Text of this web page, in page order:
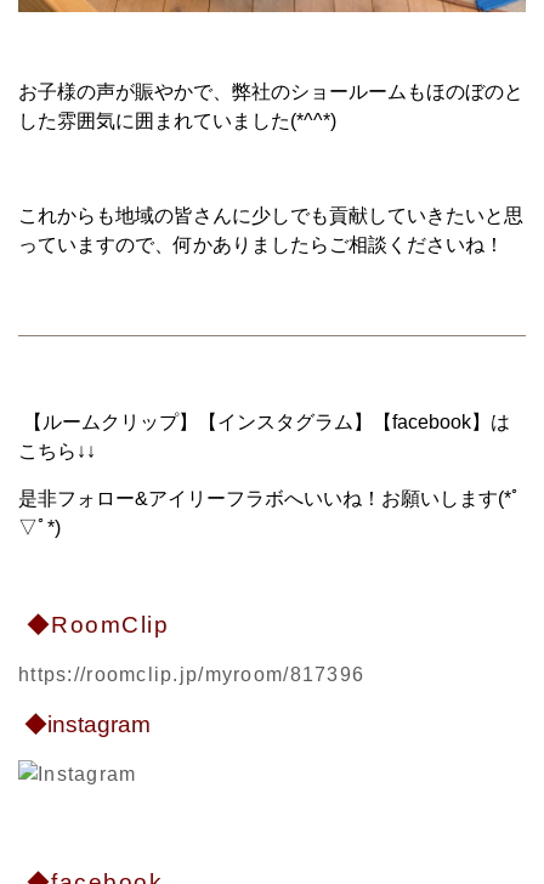
お子様の声が賑やかで、弊社のショールームもほのぼのと
した雰囲気に囲まれていました(*^^*)
これからも地域の皆さんに少しでも貢献していきたいと思
っていますので、何かありましたらご相談くださいね！
【ルームクリップ】【インスタグラム】【facebook】は
こちら↓↓
是非フォロー&アイリーフラボへいいね！お願いします(*ﾟ
▽ﾟ*)
◆RoomClip
https://roomclip.jp/myroom/817396
◆instagram